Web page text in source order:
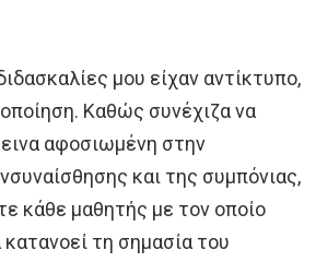
μου είχαν αντίκτυπο,
Καθώς συνέχιζα να
αφοσιωμένη στην
και της συμπόνιας,
κάθε μαθητής με τον οποίο
τη σημασία του